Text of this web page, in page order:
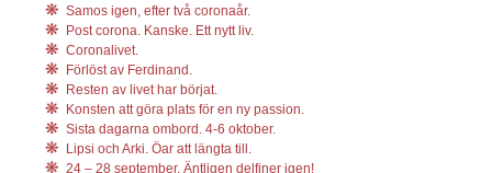
Samos igen, efter två coronaår.
Post corona. Kanske. Ett nytt liv.
Coronalivet.
Förlöst av Ferdinand.
Resten av livet har börjat.
Konsten att göra plats för en ny passion.
Sista dagarna ombord. 4-6 oktober.
Lipsi och Arki. Öar att längta till.
24 – 28 september. Äntligen delfiner igen!